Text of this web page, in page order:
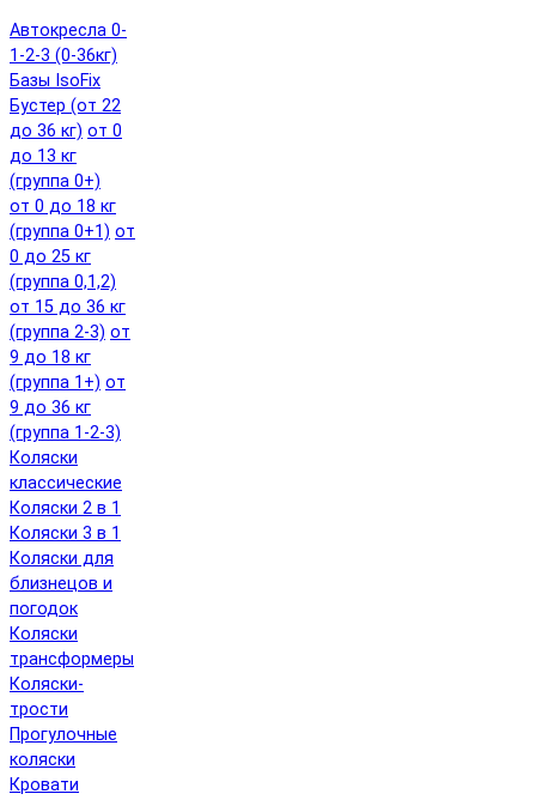
Автокресла 0-
1-2-3 (0-36кг)
Базы IsoFix
Бустер (от 22
до 36 кг) от 0
до 13 кг
(группа 0+)
от 0 до 18 кг
(группа 0+1) от
0 до 25 кг
(группа 0,1,2)
от 15 до 36 кг
(группа 2-3) от
9 до 18 кг
(группа 1+) от
9 до 36 кг
(группа 1-2-3)
Коляски
классические
Коляски 2 в 1
Коляски 3 в 1
Коляски для
близнецов и
погодок
Коляски
трансформеры
Коляски-
трости
Прогулочные
коляски
Кровати